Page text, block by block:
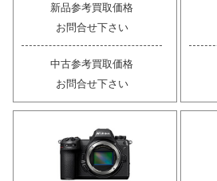
新品参考買取価格
お問合せ下さい
中古参考買取価格
お問合せ下さい